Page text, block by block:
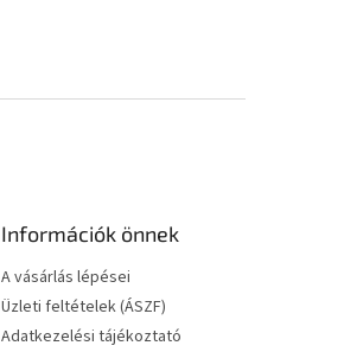
Információk önnek
A vásárlás lépései
Üzleti feltételek (ÁSZF)
Adatkezelési tájékoztató